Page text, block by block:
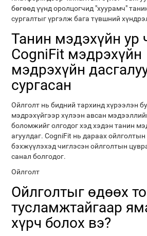
бөгөөд үүнд оролцогчид "хуурамч"
сургалтыг үргэлж бага түвшний
Танин мэдэхүйн ур
CogniFit мэдрэхүйн
мэдрэхүйн
сургасан
Ойлголт нь бидний тархинд хүрээлэн
мэдрэхүйгээр хүлээн авсан
боломжийг олгодог хэд хэдэн танин
агуулдаг. CogniFit нь дараах
бэхжүүлэхэд чиглэсэн ойлголтын
санал болгодог.
Ойлголт
Ойлголтыг өдөөх
тусламжтайгаар
хүрч болох вэ?